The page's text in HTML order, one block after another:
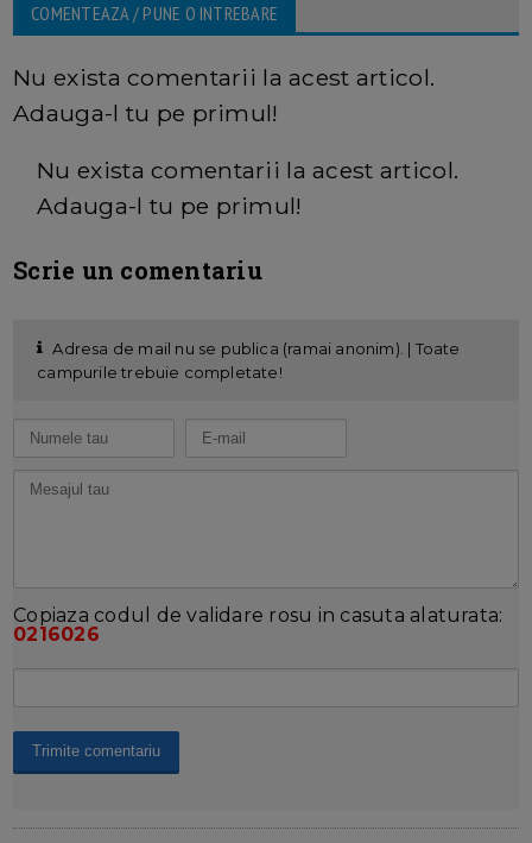
COMENTEAZA / PUNE O INTREBARE
Nu exista comentarii la acest articol.
Adauga-l tu pe primul!
Nu exista comentarii la acest articol.
Adauga-l tu pe primul!
Scrie un comentariu
Adresa de mail nu se publica (ramai anonim). | Toate
campurile trebuie completate!
Copiaza codul de validare rosu in casuta alaturata:
0216026